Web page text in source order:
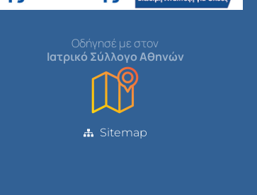
Οδήγησέ με στον
Ιατρικό Σύλλογο Αθηνών
Sitemap